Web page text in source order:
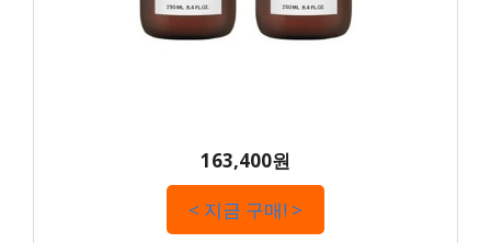
163,400원
< 지금 구매! >